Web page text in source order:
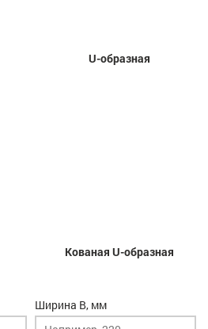
U-образная
Кованая U-образная
Ширина B, мм